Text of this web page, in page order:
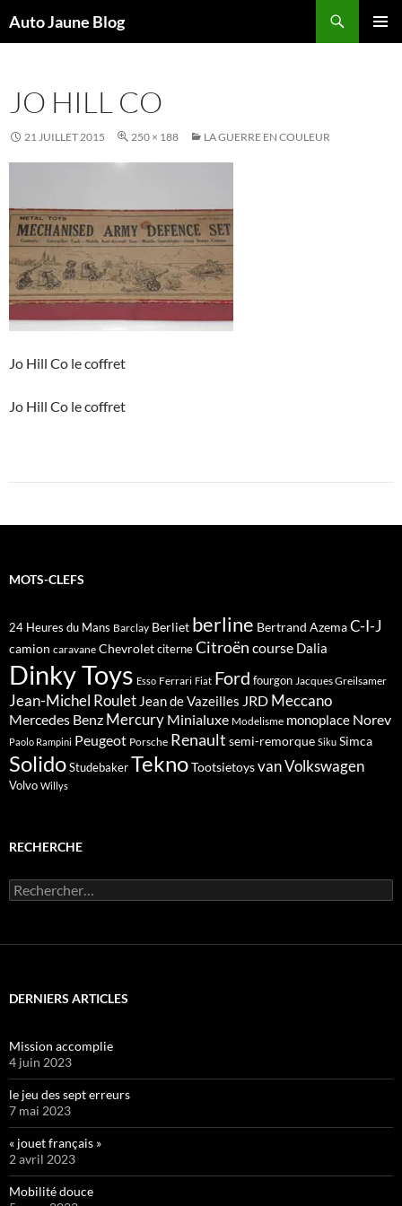
Auto Jaune Blog
JO HILL CO
21 JUILLET 2015 250 × 188 LA GUERRE EN COULEUR
Jo Hill Co le coffret
Jo Hill Co le coffret
MOTS-CLEFS
24 Heures du Mans Barclay Berliet berline Bertrand AzemaC-I-J
camion caravane ChevroletciterneCitroën course Dalia
Dinky Toys Esso Ferrari Fiat Ford fourgon Jacques Greilsamer
Jean-Michel Roulet Jean de Vazeilles JRD Meccano
Mercedes Benz Mercury Minialuxe Modelisme monoplace Norev
Paolo Rampini Peugeot Porsche Renault semi-remorque Siku Simca
SolidoStudebakerTeknoTootsietoysvanVolkswagen
Volvo Willys
RECHERCHE
Rechercher :
DERNIERS ARTICLES
Mission accomplie
4 juin 2023
le jeu des sept erreurs
7 mai 2023
« jouet français »
2 avril 2023
Mobilité douce